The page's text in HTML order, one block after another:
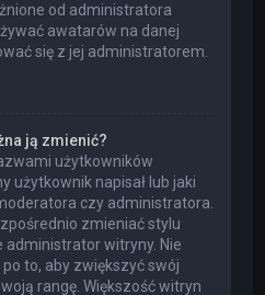
od administratora
awatarów na danej
się z jej administratorem.
ją zmienić?
użytkowników
użytkownik napisał lub jaki
czy administratora.
zmieniać stylu
administrator witryny. Nie
to, aby zwiększyć swój
rangę. Większość witryn